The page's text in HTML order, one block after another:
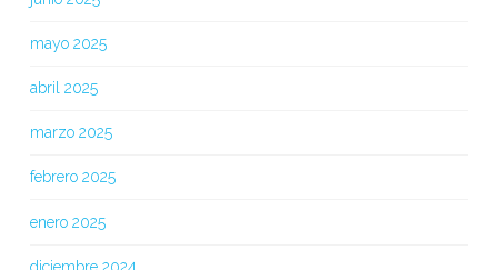
mayo 2025
abril 2025
marzo 2025
febrero 2025
enero 2025
diciembre 2024